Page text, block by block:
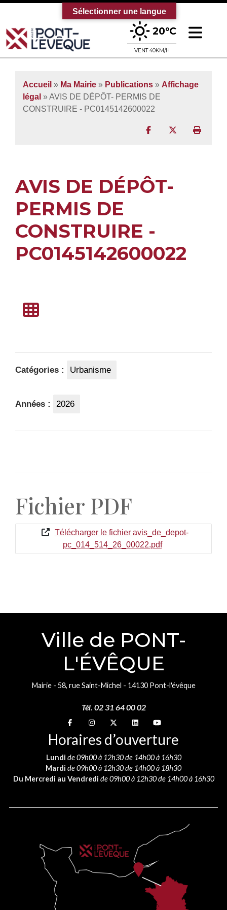
Bienvenue sur le site officiel de la
20°C
VENT 40KM/H
Accueil » Ma Mairie » Publications » Affichage
légal » AVIS DE DÉPÔT- PERMIS DE
CONSTRUIRE - PC0145142600022
Partager surPartager sur
AVIS DE DÉPÔT-
PERMIS DE
CONSTRUIRE -
PC0145142600022
Catégories : Urbanisme
Années : 2026
Fichier PDF
Télécharger le fichier avis_de_depot-
pc_014_514_26_00022.pdf
Ville de PONT-
L'ÉVÊQUE
Mairie - 58, rue Saint-Michel - 14130 Pont-l'évêque
Tél. 02 31 64 00 02
Suivez-nous sur
Suivez-nous sur
Suivez-nous sur
Suivez-nous sur
Suivez-nous sur
Horaires d’ouverture
Lundi de 09h00 à 12h30 de 14h00 à 16h30
Mardi de 09h00 à 12h30 de 14h00 à 18h30
Du Mercredi au Vendredi de 09h00 à 12h30 de 14h00 à 16h30
Sélectionner une langue